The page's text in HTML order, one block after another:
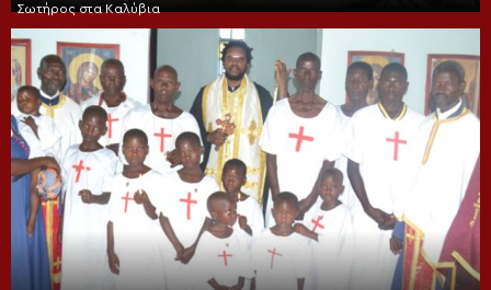
Σωτήρος στα Καλύβια